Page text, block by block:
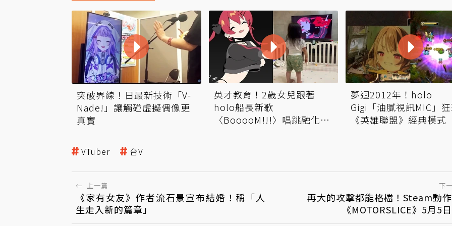
突破界線！日最新技術「V-
Nade!」讓觸碰虛擬偶像更
真實
英才教育！2歲女兒跟著
holo船長新歌
〈BooooM!!!〉唱跳融化社
夢迴2012年！holo
Gigi「油膩視訊MIC」
《英雄聯盟》經典模式
VTuber 台V
← 上一篇
《家有女友》作者流石景宣布結婚！稱「人
生走入新的篇章」
下
再大的攻擊都能格檔！Steam動
《MOTORSLICE》5月5